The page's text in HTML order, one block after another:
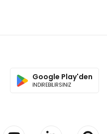
Google Play'den
İNDİREBİLİRSİNİZ